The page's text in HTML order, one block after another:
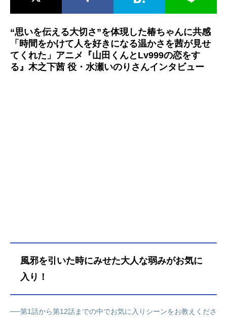
“思いを伝える大切さ”を体現した椿ちゃんに共感
「時間をかけて人を好きになる温かさを茜が見せ
てくれた」アニメ『山田くんとLv999の恋をす
る』木之下茜 役・水瀬いのりさんインタビュー
風邪を引いた時にみせた大人な弱みがお気に
入り！
──第1話から第12話までの中でお気に入りシーンをお教えくださ